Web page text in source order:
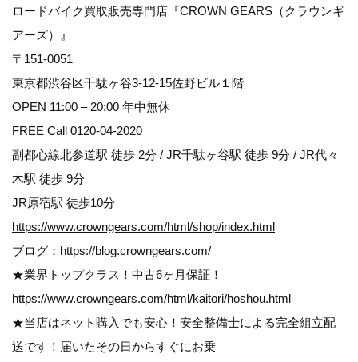
ロードバイク買取販売専門店『CROWN GEARS（クラウンギ
アーズ）』
〒151-0051
東京都渋谷区千駄ヶ谷3-12-15佐野ビル１階
OPEN 11:00 – 20:00 年中無休
FREE Call 0120-04-2020
副都心線北参道駅 徒歩 2分 / JR千駄ヶ谷駅 徒歩 9分 / JR代々
木駅 徒歩 9分
JR原宿駅 徒歩10分
https://www.crowngears.com/html/shop/index.html
ブログ：https://blog.crowngears.com/
★業界トップクラス！中古6ヶ月保証！
https://www.crowngears.com/html/kaitori/hoshou.html
★当店はネット購入でも安心！安全整備士による完全組立配
送です！届いたその日からすぐにお乗